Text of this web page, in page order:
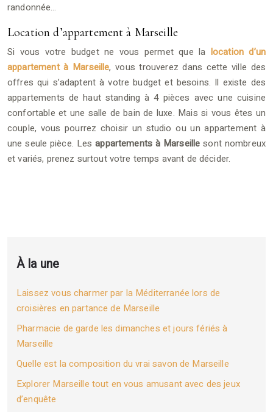
randonnée…
Location d’appartement à Marseille
Si vous votre budget ne vous permet que la location d’un
appartement à Marseille, vous trouverez dans cette ville des
offres qui s’adaptent à votre budget et besoins. Il existe des
appartements de haut standing à 4 pièces avec une cuisine
confortable et une salle de bain de luxe. Mais si vous êtes un
couple, vous pourrez choisir un studio ou un appartement à
une seule pièce. Lesappartements à Marseille sont nombreux
et variés, prenez surtout votre temps avant de décider.
À la une
Laissez vous charmer par la Méditerranée lors de
croisières en partance de Marseille
Pharmacie de garde les dimanches et jours fériés à
Marseille
Quelle est la composition du vrai savon de Marseille
Explorer Marseille tout en vous amusant avec des jeux
d’enquête